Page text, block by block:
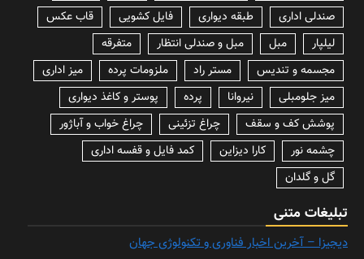
صندلی اداری
طبقه دیواری فایل کشویی
قاب عکس
لیلپار
مبل مبل و صندلی انتظار
متفرقه
مجسمه و تندیس
مستر راد ملزومات پرده
میز اداری
میز جلومبلی
نیروانا پرده
پوستر و کاغذ دیواری
پوشش کف و سقف
چراغ تزئینی
چراغ خواب و آباژور
چشمه نور
کارا دیزاین
کمد فایل و قفسه اداری
گل و گلدان
تبلیغات متنی
دیجیزا – آخرین اخبار فناوری و تکنولوژی جهان